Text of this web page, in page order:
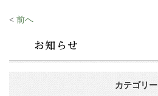
< 前へ
カテゴリー